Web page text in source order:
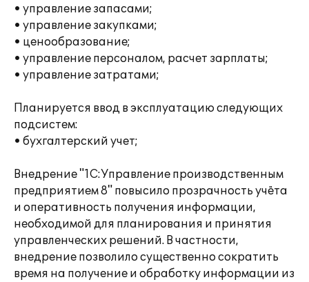
• управление запасами;
• управление закупками;
• ценообразование;
• управление персоналом, расчет зарплаты;
• управление затратами;
Планируется ввод в эксплуатацию следующих
подсистем:
• бухгалтерский учет;
Внедрение "1С:Управление производственным
предприятием 8" повысило прозрачность учёта
и оперативность получения информации,
необходимой для планирования и принятия
управленческих решений. В частности,
внедрение позволило существенно сократить
время на получение и обработку информации из